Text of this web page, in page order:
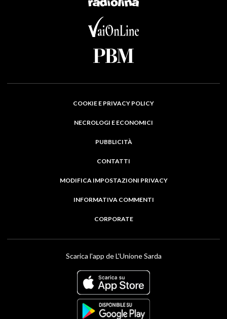
COOKIE E PRIVACY POLICY
NECROLOGI E ECONOMICI
PUBBLICITÀ
CONTATTI
MODIFICA IMPOSTAZIONI PRIVACY
INFORMATIVA COMMENTI
CORPORATE
Scarica l'app de L'Unione Sarda